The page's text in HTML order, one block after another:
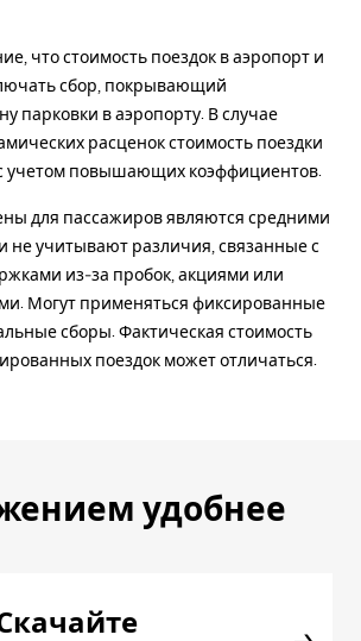
что стоимость поездок в аэропорт и
сбор, покрывающий
парковки в аэропорту. В случае
расценок стоимость поездки
учетом повышающих коэффициентов.
для пассажиров являются средними
не учитывают различия, связанные с
из-за пробок, акциями или
Могут применяться фиксированные
сборы. Фактическая стоимость
поездок может отличаться.
удобнее